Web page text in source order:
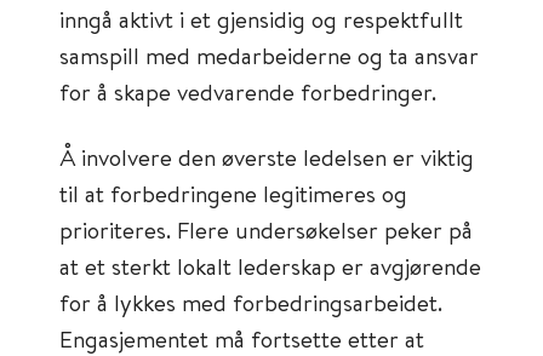
inngå aktivt i et gjensidig og respektfullt
samspill med medarbeiderne og ta ansvar
for å skape vedvarende forbedringer.
Å involvere den øverste ledelsen er viktig
til at forbedringene legitimeres og
prioriteres. Flere undersøkelser peker på
at et sterkt lokalt lederskap er avgjørende
for å lykkes med forbedringsarbeidet.
Engasjementet må fortsette etter at